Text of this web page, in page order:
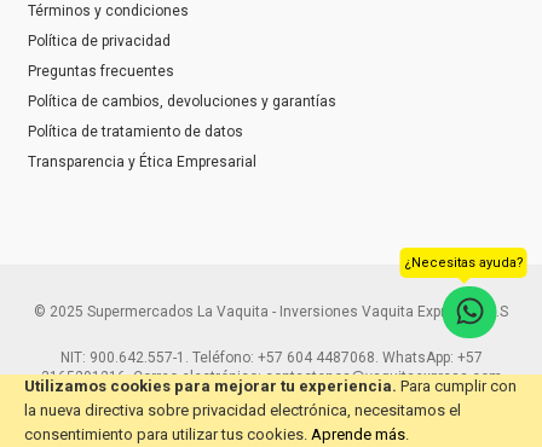
Utilizamos cookies para mejorar tu experiencia. Para cumplir con
la nueva directiva sobre privacidad electrónica, necesitamos el
consentimiento para utilizar tus cookies. Aprende más.
Términos y condiciones
Política de privacidad
Preguntas frecuentes
Política de cambios, devoluciones y garantías
Política de tratamiento de datos
Transparencia y Ética Empresarial
© 2025 Supermercados La Vaquita - Inversiones Vaquita Express S.A.S
NIT: 900.642.557-1. Teléfono: +57 604 4487068. WhatsApp: +57
3165291216. Correo electrónico: contactenos@vaquitaexpress.com
¿Necesitas ayuda?